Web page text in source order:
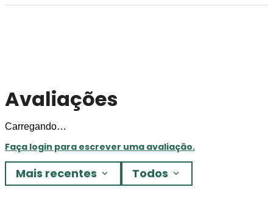
Avaliações
Carregando…
Faça login para escrever uma avaliação.
Mais recentes Todos